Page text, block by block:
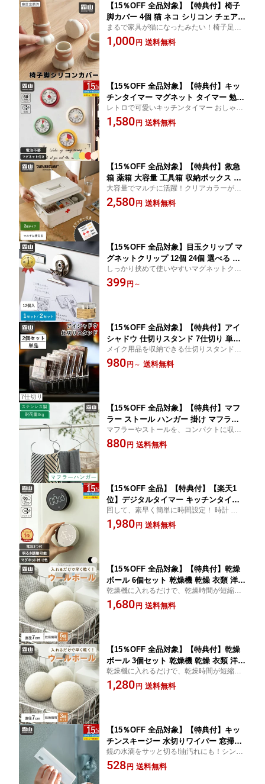
【15％OFF 全品対象】【特典付】椅子
脚カバー 4個 猫 ネコ シリコン チェアソ
ックス 椅子脚キャップ イス足カバー 椅
子脚キャップ 脱げにくい 床保護 簡単装
まるで家具が猫になったみたい！椅子足カ
バー 椅子 傷防止 イス 脚キャップ 椅子 かわ
いい イス脚カバー 脱げにくい フローリン
1,000円 送料無料
【15％OFF 全品対象】【特典付】キッ
チンタイマー マグネット タイマー 勉強
機械式 アナログ おしゃれ かわいい ゼ
ンマイ仕掛け キッチンタイマー マグネ
レトロで可愛いキッチンタイマー おしゃれ
雑貨 キッチン 便利 タイマー マグネット レ
トロ キッチン
1,580円 送料無料
【15％OFF 全品対象】【特典付】救急
箱 薬箱 大容量 工具箱 収納ボックス マ
ルチボックス 多機能収納ボックス 2段式
大容量 薬ケース 薬入れ ロック付き 持
大容量でマルチに活躍！クリアカラーが新
登場！シンプル ホワイト クリア シール付
き 丈夫 薬 収納 薬入れケース救急 ボックス
2,580円 送料無料
【15％OFF 全品対象】目玉クリップ マ
グネットクリップ 12個 24個 選べる ク
リップ Φ2.5 マグネット付クリップ 袋ど
め 磁石 文具 冷蔵庫 キッチン メモ 挟む
しっかり挟めて使いやすいマグネットクリ
ップ！ 全国送料無料 円形 ブルドッグクリ
ップ 収納 ケース付き ファイル紙固定 食品
399円 ～
【15％OFF 全品対象】【特典付】アイ
シャドウ 仕切りスタンド 7仕切り 単品
2個セット スタンド 収納 メイク収納ケ
ース コスメ収納 ディスプレイ メイクボ
メイク用品を収納できる仕切りスタンド！
送料無料 仕切り収納
980円 ～ 送料無料
【15％OFF 全品対象】【特典付】マフ
ラー ストール ハンガー 掛け マフラー
用掛け ストール掛け ハンガー タオル掛
け ステンレス製 滑らない ネクタイ バ
マフラーやストールを、コンパクトに収納
できる 滑らないハンガー マフラーハンガー
ストールハンガー バッグハンガー かばん掛
880円 送料無料
【15％OFF 全品】【特典付】【楽天1
位】デジタルタイマー キッチンタイマ
ー マグネット デジタル おしゃれ アラ
ーム タイマー ダイヤル ストップウォッ
回して、素早く簡単に時間設定！ 時計 かっ
こいい ゲーム 睡眠 ミュート 明るさ調整 磁
石 ブラック ホワイト 黒 白 学習タイマー ス
1,980円 送料無料
【15％OFF 全品対象】【特典付】乾燥
ボール 6個セット 乾燥機 乾燥 衣類 洋服
節電 時短 ドライボール ドライヤーボー
ル 7cm ウールボール 除湿ボール 洗濯
乾燥機に入れるだけで、乾燥時間が短縮！
部屋干し 寝具 便利 速乾 静電気防止 繰り返
し使える 衣類乾燥除湿 衣類乾燥用柔軟剤
1,680円 送料無料
【15％OFF 全品対象】【特典付】乾燥
ボール 3個セット 乾燥機 乾燥 衣類 洋服
節電 時短 ドライボール ドライヤーボー
ル 7cm ウールボール 除湿ボール 洗濯
乾燥機に入れるだけで、乾燥時間が短縮！
洗濯ボール ドラム式 乾燥機 ボール 寝具 便
利 速乾 静電気防止 繰り返し使える 衣類乾
1,280円 送料無料
【15％OFF 全品対象】【特典付】キッ
チンスキージー 水切りワイパー 窓掃除
お風呂掃除 水切り ワイパー 水切り 水
滴 浴室 汚れ 油汚れ シンク 鏡 お風呂 窓
鏡の水滴をサッと切る!油汚れにも！シンク
掃除 窓掃除 鏡 風呂掃除 スキージー 掃除グ
ッズ
528円 送料無料